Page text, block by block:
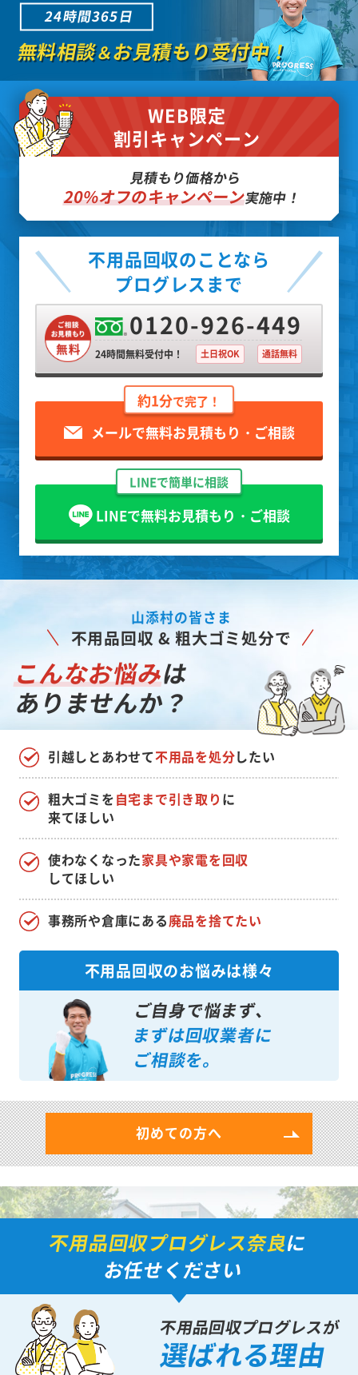
24時間365日
無料相談＆お見積もり受付中！
WEB限定
割引キャンペーン
見積もり価格から
20%オフのキャンペーン実施中！
不用品回収のことなら
プログレスまで
0120-926-449
24時間無料受付中！ 土日祝OK 通話無料
約1分で完了！
メールで無料お見積もり・ご相談
LINEで簡単に相談
LINEで無料お見積もり・ご相談
山添村の皆さま
不用品回収 & 粗大ゴミ処分で
こんなお悩みは
ありませんか？
引越しとあわせて不用品を処分したい
使わなくなった家具や家電を回収
してほしい
粗大ゴミを自宅まで引き取り に
来てほしい
事務所や倉庫にある廃品を捨てたい
不用品回収のお悩みは様々
ご自身で悩まず、
まずは回収業者に
ご相談を。
初めての方へ
不用品回収プログレス奈良に
お任せください
不用品回収プログレスが
選ばれる理由